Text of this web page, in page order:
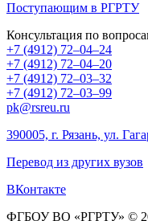
Поступающим в РГРТУ
Консультация по
+7 (4912) 72–04–24
+7 (4912) 72–04–20
+7 (4912) 72–03–32
+7 (4912) 72–03–99
pk@rsreu.ru
390005, г. Рязань, ул.
Перевод из других вузов
ВКонтакте
ФГБОУ ВО «РГРТУ» ©